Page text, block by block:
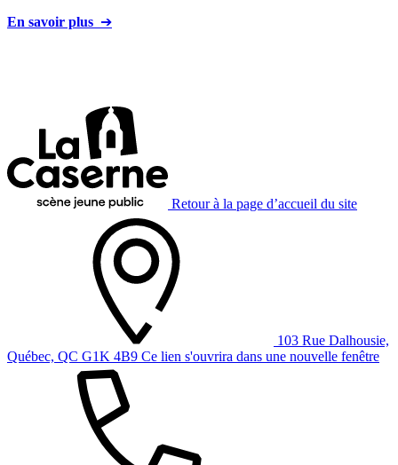
En savoir plus ➔
Retour à la page d’accueil du site
103 Rue Dalhousie,
Québec, QC G1K 4B9 Ce lien s'ouvrira dans une nouvelle fenêtre